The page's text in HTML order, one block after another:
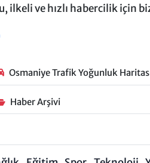
ilkeli ve hızlı habercilik için
Osmaniye Trafik Yoğunluk
Haber Arşivi